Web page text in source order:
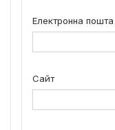
Електронна пошта
Сайт